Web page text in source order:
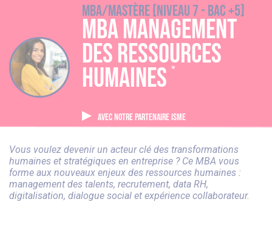
MBA/Mastère [Niveau 7 - BAC +5]
MBA Management
des Ressources
Humaines *
AVEC NOTRE PARTENAIRE ISME
Vous voulez devenir un acteur clé des transformations
humaines et stratégiques en entreprise ? Ce MBA vous
forme aux nouveaux enjeux des ressources humaines :
management des talents, recrutement, data RH,
digitalisation, dialogue social et expérience collaborateur.